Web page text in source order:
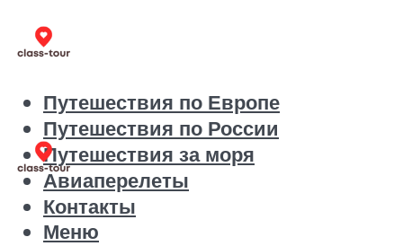
Путешествия по Европе
Путешествия по России
Путешествия за моря
Авиаперелеты
Контакты
Меню